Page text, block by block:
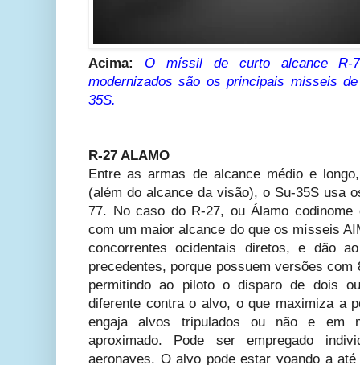
Acima:
O míssil de curto alcance R-
modernizados são os principais misseis
35S.
R-27 ALAMO
Entre as armas de alcance médio e
(além do alcance da visão), o Su-35S usa
77. No caso do R-27, ou Álamo
com um maior alcance do que os mísseis
concorrentes ocidentais diretos, e dão
precedentes, porque possuem versões
permitindo ao piloto o disparo de dois
diferente contra o alvo, o que maximiza a
engaja alvos tripulados ou não e em
aproximado. Pode ser empregado
aeronaves. O alvo pode estar voando a